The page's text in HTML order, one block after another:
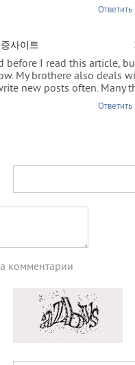
Ответить
사이트
before I read this article,
My brothere also deals
new posts often. Many
Ответить
комментарии